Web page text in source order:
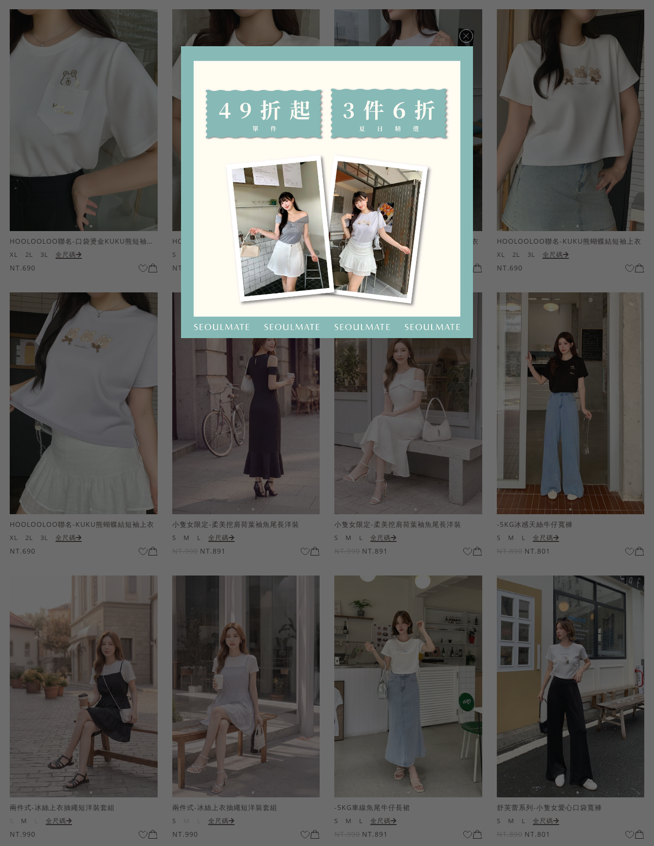
×
HOOLOOLOO聯名-口袋燙金KUKU熊短袖上衣
XL 2L 3L 全尺碼
NT.690
HOOLOOLOO聯名-KUKU熊蝴蝶結短袖上衣
S
NT.690
HOOLOOLOO聯名-KUKU熊蝴蝶結短袖上衣
S M L 全尺碼
NT.690
HOOLOOLOO聯名-KUKU熊蝴蝶結短袖上衣
XL 2L 3L 全尺碼
NT.690
HOOLOOLOO聯名-KUKU熊蝴蝶結短袖上衣
XL 2L 3L 全尺碼
NT.690
小隻女限定-柔美挖肩荷葉袖魚尾長洋裝
S M L 全尺碼
NT.990 NT.891
小隻女限定-柔美挖肩荷葉袖魚尾長洋裝
S M L 全尺碼
NT.990 NT.891
-5KG冰感天絲牛仔寬褲
S M L 全尺碼
NT.890 NT.801
兩件式-冰絲上衣抽繩短洋裝套組
M 全尺碼
NT.990
兩件式-冰絲上衣抽繩短洋裝套組
S 全尺碼
NT.990
-5KG車線魚尾牛仔長裙
S M L 全尺碼
NT.990 NT.891
舒芙蕾系列-小隻女愛心口袋寬褲
S M L 全尺碼
NT.890 NT.801